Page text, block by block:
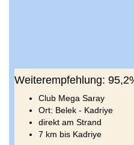
Weiterempfehlung:
Club Mega Saray
Ort: Belek - Kadriye
direkt am Strand
7 km bis Kadriye